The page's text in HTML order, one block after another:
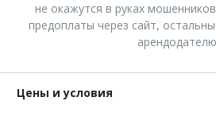
не окажутся в руках
предоплаты через сайт,
Цены и условия